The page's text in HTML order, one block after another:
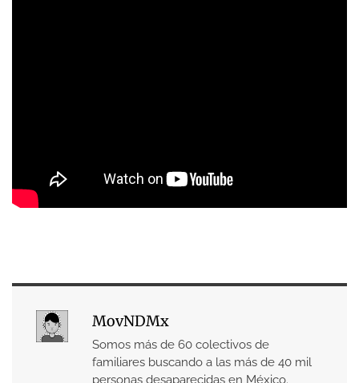
MovNDMx
Somos más de 60 colectivos de
familiares buscando a las más de 40 mil
personas desaparecidas en México.